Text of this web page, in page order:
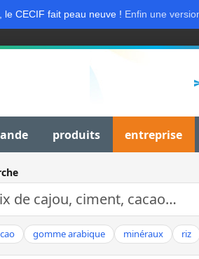
le CECIF fait peau neuve ! Enfin une
produits entreprise
gomme arabique minéraux riz